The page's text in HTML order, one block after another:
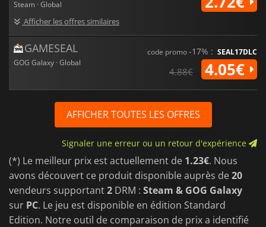
Steam · Global
Afficher les offres similaires
GAMESEAL
GOG Galaxy · Global
code promo-17% : SEAL17DLC
4.88€ 4.05€
AFFICHER TOUTES LES OFFRES
Signaler une erreur ou un retour d'expérience
(*) Le meilleur prix est actuellement de 1.23€. Nous
avons découvert ce produit disponible auprès de20
vendeurs supportant2 DRM : Steam & GOG Galaxy
sur PC. Le jeu est disponible en édition Standard
Edition. Notre outil de comparaison de prix a identifié